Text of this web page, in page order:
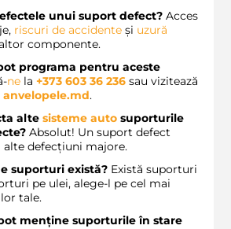
unui suport defect? Acces
riscuri de accidente și uzură
componente.
programa pentru aceste
ne la +373 603 36 236 sau vizitează
anvelopele.md.
alte sisteme auto suporturile
Absolut! Un suport defect
alte defecțiuni majore.
suporturi există? Există suporturi
pe ulei, alege-l pe cel mai
tale.
menține suporturile în stare